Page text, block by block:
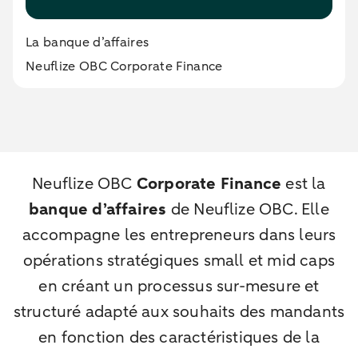
La banque d’affaires
Neuflize OBC Corporate Finance
Neuflize OBC Corporate Finance est la
banque d’affaires de Neuflize OBC. Elle
accompagne les entrepreneurs dans leurs
opérations stratégiques small et mid caps
en créant un processus sur-mesure et
structuré adapté aux souhaits des mandants
en fonction des caractéristiques de la